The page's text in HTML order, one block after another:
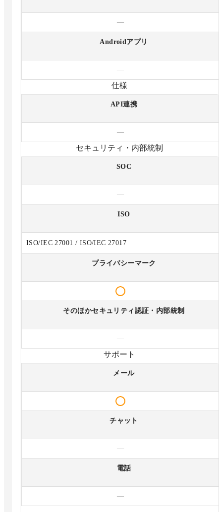
—
Androidアプリ
—
仕様
API連携
—
セキュリティ・内部統制
SOC
—
ISO
ISO/IEC 27001 / ISO/IEC 27017
プライバシーマーク
そのほかセキュリティ認証・内部統制
—
サポート
メール
チャット
—
電話
—